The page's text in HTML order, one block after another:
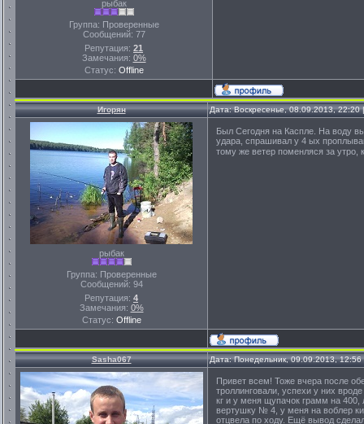
рыбак
Группа: Проверенные
Сообщений: 77
Репутация: 21
Замечания: 0%
Статус: Offline
Игорян Дата: Воскресенье, 08.09.2013,
рыбак
Группа: Проверенные
Сообщений: 94
Репутация: 4
Замечания: 0%
Статус: Offline
Был Сегодня на Каспле. На воду
удара, спрашивал у 4 ых
тому же ветер поменляся за
Sasha067 Дата: Понедельник, 09.09.2013,
Привет всем! Тоже вчера после
троллинговали, успехи у них
кг и у меня щупачок грамм на 400,
вертушку № 4, у меня на воблер
отцвела по ходу. Ещё вывод